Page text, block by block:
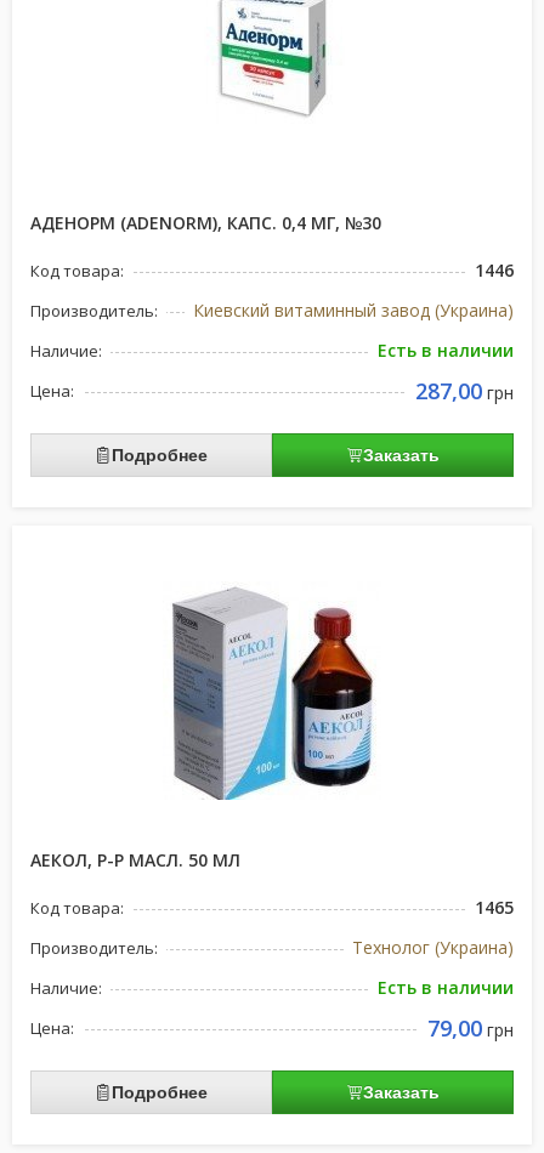
АДЕНОРМ (ADENORM), КАПС. 0,4 МГ, №30
Код товара: 1446
Производитель: Киевский витаминный завод (Украина)
Наличие: Есть в наличии
Цена: 287,00 грн
Подробнее Заказать
АЕКОЛ, Р-Р МАСЛ. 50 МЛ
Код товара: 1465
Производитель: Технолог (Украина)
Наличие: Есть в наличии
Цена: 79,00 грн
Подробнее Заказать